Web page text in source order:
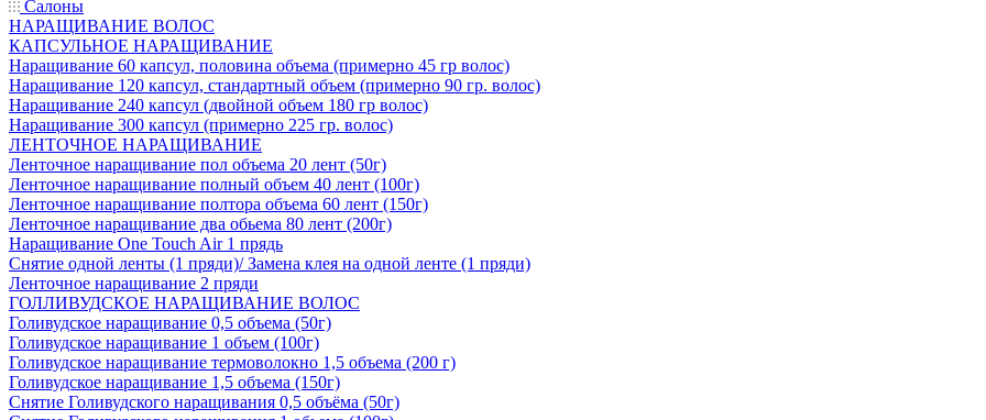
Салоны
НАРАЩИВАНИЕ ВОЛОС
КАПСУЛЬНОЕ НАРАЩИВАНИЕ
Наращивание 60 капсул, половина объема (примерно 45 гр волос)
Наращивание 120 капсул, стандартный объем (примерно 90 гр. волос)
Наращивание 240 капсул (двойной объем 180 гр волос)
Наращивание 300 капсул (примерно 225 гр. волос)
ЛЕНТОЧНОЕ НАРАЩИВАНИЕ
Ленточное наращивание пол объема 20 лент (50г)
Ленточное наращивание полный объем 40 лент (100г)
Ленточное наращивание полтора объема 60 лент (150г)
Ленточное наращивание два обьема 80 лент (200г)
Наращивание One Touch Air 1 прядь
Снятие одной ленты (1 пряди)/ Замена клея на одной ленте (1 пряди)
Ленточное наращивание 2 пряди
ГОЛЛИВУДСКОЕ НАРАЩИВАНИЕ ВОЛОС
Голивудское наращивание 0,5 объема (50г)
Голивудское наращивание 1 объем (100г)
Голивудское наращивание термоволокно 1,5 объема (200 г)
Голивудское наращивание 1,5 объема (150г)
Снятие Голивудского наращивания 0,5 объёма (50г)